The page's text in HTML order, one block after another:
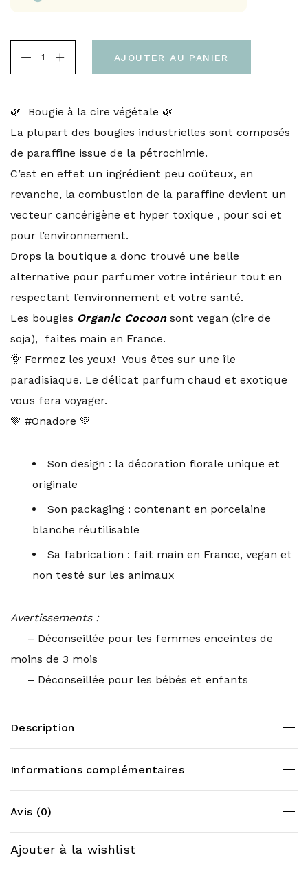
AJOUTER AU PANIER
🌿 Bougie à la cire végétale 🌿
La plupart des bougies industrielles sont composés
de paraffine issue de la pétrochimie.
C’est en effet un ingrédient peu coûteux, en
revanche, la combustion de la paraffine devient un
vecteur cancérigène et hyper toxique , pour soi et
pour l’environnement.
Drops la boutique a donc trouvé une belle
alternative pour parfumer votre intérieur tout en
respectant l’environnement et votre santé.
Les bougies Organic Cocoonsont vegan (cire de
soja), faites main en France.
🌞 Fermez les yeux! Vous êtes sur une île
paradisiaque. Le délicat parfum chaud et exotique
vous fera voyager.
💚 #Onadore 💚
Son design : la décoration florale unique et
originale
Son packaging : contenant en porcelaine
blanche réutilisable
Sa fabrication : fait main en France, vegan et
non testé sur les animaux
Avertissements :
– Déconseillée pour les femmes enceintes de
moins de 3 mois
– Déconseillée pour les bébés et enfants
Description
Diamètre : 16 cm de diamètre
Parfum: fragrance naturelle sans CMR (agents
chimiques dangereux pour la santé) ni phtalates.
Mèche en bois certifiée FSC
Informations complémentaires
Poids
Avis (0)
Il n'y a pas encore d'avis.
Ajouter à la wishlist